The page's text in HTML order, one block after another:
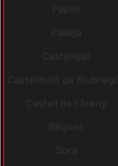
Papiol
Pallejà
Castellgalí
Castellfollit de
Castell de l´Areny
Begues
Sora